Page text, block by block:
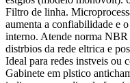
Filtro de linha.
aumenta a confiabilidade e
interno. Atende norma
distrbios da rede eltrica e
Ideal para redes instveis ou
Gabinete em plstico